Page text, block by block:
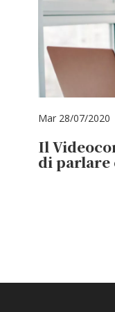
Mar 28/07/2020
Il
di parlare